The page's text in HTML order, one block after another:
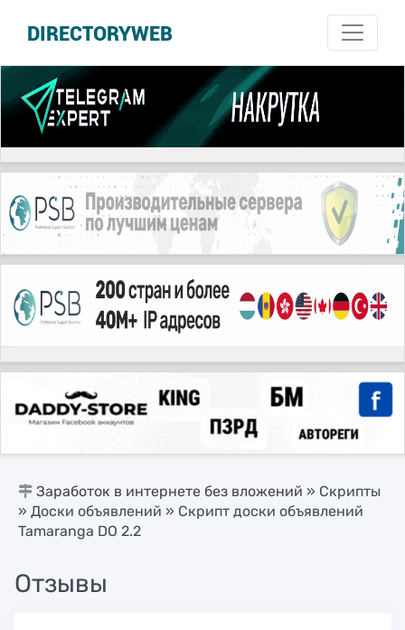
DIRECTORYWEB
Заработок в интернете без вложений » Скрипты
» Доски объявлений » Скрипт доски объявлений
Tamaranga DO 2.2
Отзывы